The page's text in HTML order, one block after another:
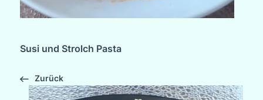
Susi und Strolch Pasta
Zurück